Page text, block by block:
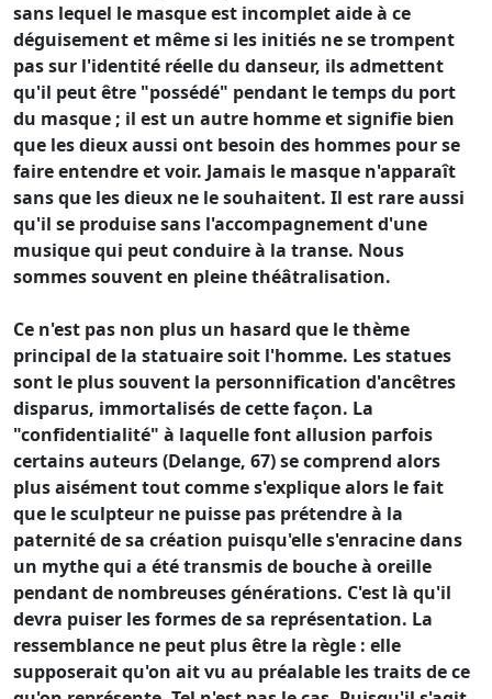
sans lequel le masque est incomplet aide à ce
déguisement et même si les initiés ne se trompent
pas sur l'identité réelle du danseur, ils admettent
qu'il peut être "possédé" pendant le temps du port
du masque ; il est un autre homme et signifie bien
que les dieux aussi ont besoin des hommes pour se
faire entendre et voir. Jamais le masque n'apparaît
sans que les dieux ne le souhaitent. Il est rare aussi
qu'il se produise sans l'accompagnement d'une
musique qui peut conduire à la transe. Nous
sommes souvent en pleine théâtralisation.
Ce n'est pas non plus un hasard que le thème
principal de la statuaire soit l'homme. Les statues
sont le plus souvent la personnification d'ancêtres
disparus, immortalisés de cette façon. La
"confidentialité" à laquelle font allusion parfois
certains auteurs (Delange, 67) se comprend alors
plus aisément tout comme s'explique alors le fait
que le sculpteur ne puisse pas prétendre à la
paternité de sa création puisqu'elle s'enracine dans
un mythe qui a été transmis de bouche à oreille
pendant de nombreuses générations. C'est là qu'il
devra puiser les formes de sa représentation. La
ressemblance ne peut plus être la règle : elle
supposerait qu'on ait vu au préalable les traits de ce